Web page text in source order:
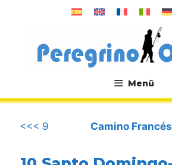
Menü
.
<<< 9
Camino Francés